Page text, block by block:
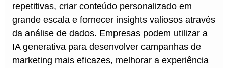
repetitivas, criar conteúdo personalizado em
grande escala e fornecer insights valiosos através
da análise de dados. Empresas podem utilizar a
IA generativa para desenvolver campanhas de
marketing mais eficazes, melhorar a experiência